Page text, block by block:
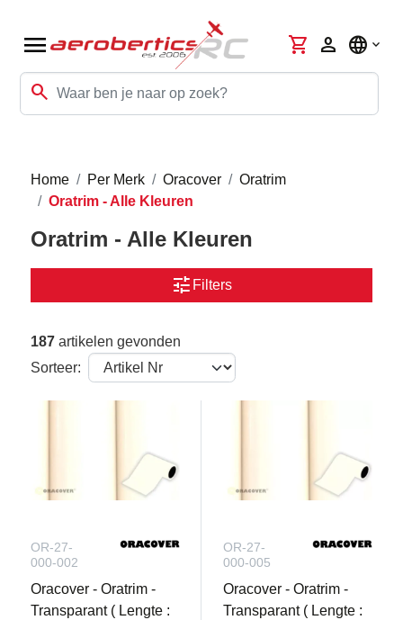
menu
search
shopping_cart person language
Home Per Merk Oracover
Oratrim
Oratrim - Alle Kleuren
Oratrim - Alle Kleuren
tune Filters
187 artikelen gevonden
Sorteer:
OR-27-
000-002
Oracover - Oratrim -
Transparant ( Lengte :
OR-27-
000-005
Oracover - Oratrim -
Transparant ( Lengte :